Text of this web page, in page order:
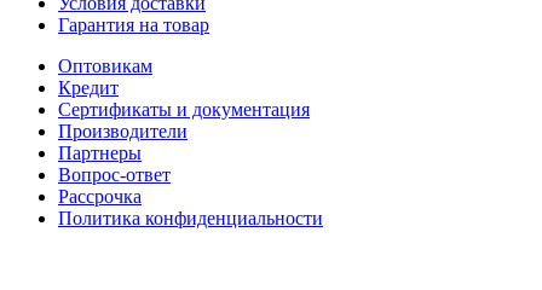
Гарантия на товар
Оптовикам
Кредит
Сертификаты и документация
Производители
Партнеры
Вопрос-ответ
Рассрочка
Политика конфиденциальности